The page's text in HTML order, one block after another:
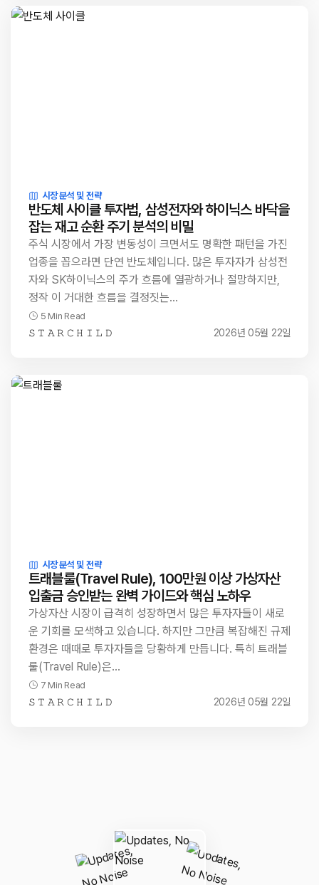
시장 분석 및 전략
반도체 사이클 투자법, 삼성전자와 하이닉스 바닥을
잡는 재고 순환 주기 분석의 비밀
주식 시장에서 가장 변동성이 크면서도 명확한 패턴을 가진
업종을 꼽으라면 단연 반도체입니다. 많은 투자자가 삼성전
자와 SK하이닉스의 주가 흐름에 열광하거나 절망하지만,
정작 이 거대한 흐름을 결정짓는…
5 Min Read
𝚂 𝚃 𝙰 𝚁 𝙲 𝙷 𝙸 𝙻 𝙳 2026년 05월 22일
시장 분석 및 전략
트래블룰(Travel Rule), 100만원 이상 가상자산
입출금 승인받는 완벽 가이드와 핵심 노하우
가상자산 시장이 급격히 성장하면서 많은 투자자들이 새로
운 기회를 모색하고 있습니다. 하지만 그만큼 복잡해진 규제
환경은 때때로 투자자들을 당황하게 만듭니다. 특히 트래블
룰(Travel Rule)은…
7 Min Read
𝚂 𝚃 𝙰 𝚁 𝙲 𝙷 𝙸 𝙻 𝙳 2026년 05월 22일